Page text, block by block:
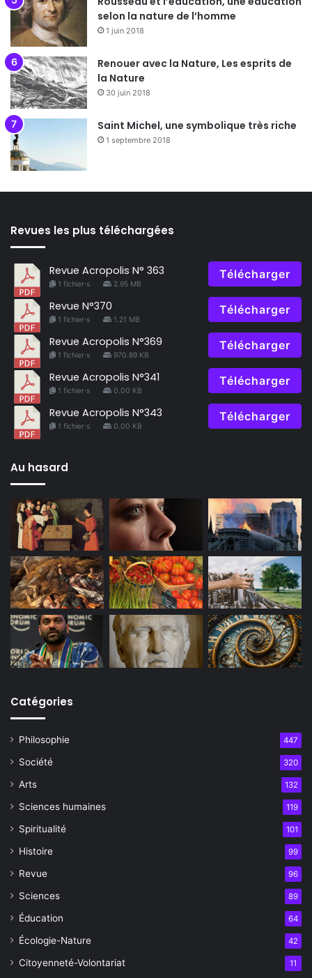
selon la nature de l’homme
1 juin 2018
Renouer avec la Nature, Les esprits de
la Nature
30 juin 2018
Saint Michel, une symbolique très riche
1 septembre 2018
Revues les plus téléchargées
Revue Acropolis N° 363
1 fichier·s 2.95 MB
Télécharger
Revue N°370
1 fichier·s 1.21 MB
Télécharger
Revue Acropolis N°369
1 fichier·s 970.89 KB
Télécharger
Revue Acropolis N°341
1 fichier·s 0.00 KB
Télécharger
Revue Acropolis N°343
1 fichier·s 0.00 KB
Télécharger
Au hasard
Catégories
Philosophie 447
Société 320
Arts 132
Sciences humaines 119
Spiritualité 101
Histoire 99
Revue 96
Sciences 89
Éducation 64
Écologie-Nature 42
Citoyenneté-Volontariat 11